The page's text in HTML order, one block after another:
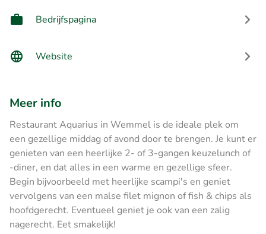
Bedrijfspagina
Website
Meer info
Restaurant Aquarius in Wemmel is de ideale plek om
een gezellige middag of avond door te brengen. Je kunt er
genieten van een heerlijke 2- of 3-gangen keuzelunch of
-diner, en dat alles in een warme en gezellige sfeer.
Begin bijvoorbeeld met heerlijke scampi's en geniet
vervolgens van een malse filet mignon of fish & chips als
hoofdgerecht. Eventueel geniet je ook van een zalig
nagerecht. Eet smakelijk!